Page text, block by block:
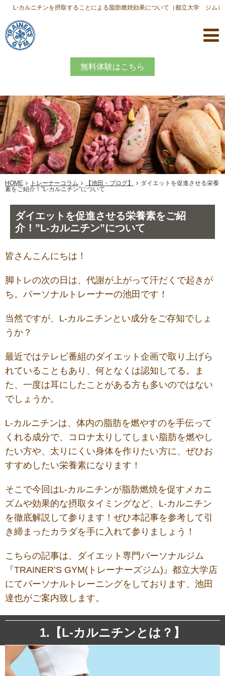
L-カルニチンを摂取することによる脂肪燃焼効果について（都立大学 ジム）
無料体験はこちら
HOME トレーナーコラム 【池田・ブログ】
ダイエットを促進させる栄養
素をご紹介！”L-カルニチン”について
ダイエットを促進させる栄養素をご紹
介！”L-カルニチン”について
皆さんこんにちは！
脚トレの次の日は、代謝が上がって汗だくで起きが
ち。パーソナルトレーナーの池田です！
当然ですが、L-カルニチンとい成分をご存知でしょ
うか？
最近ではテレビ番組のダイエット企画で取り上げら
れていることもあり、何となくは認知してる。ま
た、一度は耳にしたことがある方も多いのではない
でしょうか。
L-カルニチンは、体内の脂肪を燃やすのを手伝って
くれる成分で、コロナ太りしてしまい脂肪を燃やし
たい方や、太りにくい身体を作りたい方に、ぜひお
すすめしたい栄養素になります！
そこで今回はL-カルニチンが脂肪燃焼を促すメカニ
ズムや効果的な摂取タイミングなど、L-カルニチン
を徹底解説して参ります！ぜひ本記事を参考して引
き締まったカラダを手に入れて参りましょう！
こちらの記事は、ダイエット専門パーソナルジム
『TRAINER’S GYM(トレーナーズジム)』都立大学店
にてパーソナルトレーニングをしております、池田
達也がご案内致します。
1.【L-カルニチンとは？】